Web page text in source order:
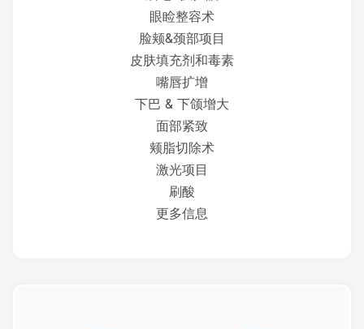
眼睑整容术
脸颊&颈部项目
皮肤填充剂和毒素
嘴唇扩增
下巴 & 下颌增大
面部紧致
颊脂切除术
激光项目
刷酸
更多信息